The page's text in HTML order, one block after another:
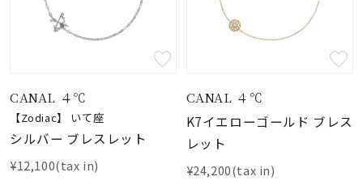
CANAL ４℃
【Zodiac】 いて座
シルバー ブレスレット
¥12,100(tax in)
CANAL ４℃
K7イエローゴールド ブレス
レット
¥24,200(tax in)